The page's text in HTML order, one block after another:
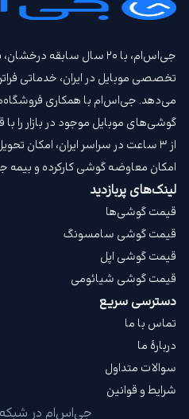
جی‌اس‌ام، با ۲۰ سال سابقه
تخصصی موبایل در ایران، خدماتی
می‌دهد. جی‌اس‌ام با همکاری
گوشی‌های موبایل موجود در بازار را
از ۳ ساعت در سراسر ایران، امکان
امکان معاوضه گوشی کارکرده و
لینک‌های پربازدید
قیمت گوشی‌ها
قیمت گوشی سامسونگ
قیمت گوشی اپل
قیمت گوشی شیائومی
دسترسی سریع
تماس با ما
دربارهٔ ما
سوالات متداول
شرایط و قوانین
جی‌اس‌ام در